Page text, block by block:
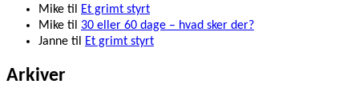
Mike til
Et grimt styrt
Mike til 30 eller 60 dage – hvad sker der?
Janne til Et grimt styrt
Arkiver